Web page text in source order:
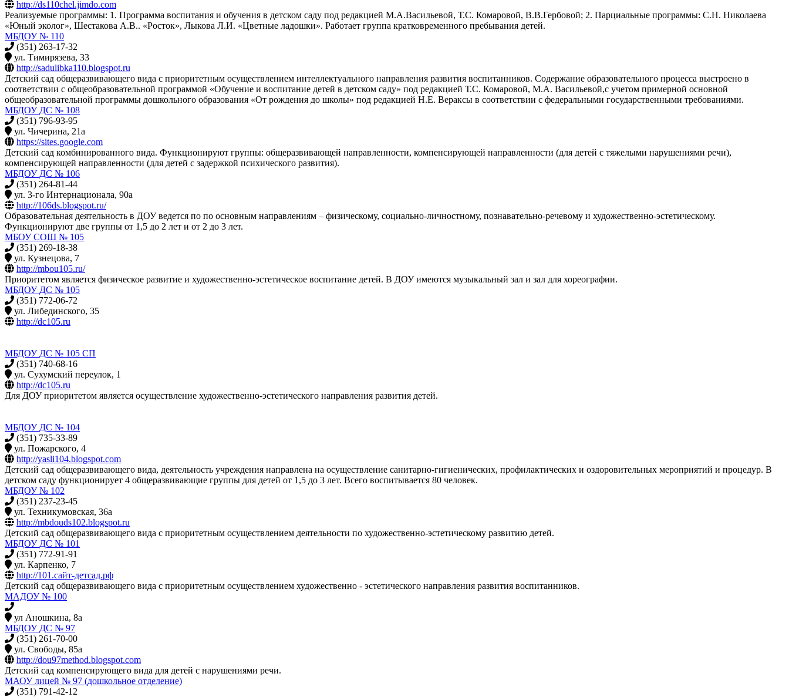
http://ds110chel.jimdo.com
Реализуемые программы: 1. Программа воспитания и обучения в детском саду под редакцией М.А.Васильевой, Т.С. Комаровой, В.В.Гербовой; 2. Парциальные программы: С.Н. Николаева
«Юный эколог», Шестакова А.В.. «Росток», Лыкова Л.И. «Цветные ладошки». Работает группа кратковременного пребывания детей.
МБДОУ № 110
(351) 263-17-32
ул. Тимирязева, 33
http://sadulibka110.blogspot.ru
Детский сад общеразвивающего вида с приоритетным осуществлением интеллектуального направления развития воспитанников. Содержание образовательного процесса выстроено в
соответствии с общеобразовательной программой «Обучение и воспитание детей в детском саду» под редакцией Т.С. Комаровой, М.А. Васильевой,с учетом примерной основной
общеобразовательной программы дошкольного образования «От рождения до школы» под редакцией Н.Е. Вераксы в соответствии с федеральными государственными требованиями.
МБДОУ ДС № 108
(351) 796-93-95
ул. Чичерина, 21а
https://sites.google.com
Детский сад комбинированного вида. Функционируют группы: общеразвивающей направленности, компенсирующей направленности (для детей с тяжелыми нарушениями речи),
компенсирующей направленности (для детей с задержкой психического развития).
МБДОУ ДС № 106
(351) 264-81-44
ул. 3-го Интернационала, 90а
http://106ds.blogspot.ru/
Образовательная деятельность в ДОУ ведется по по основным направлениям – физическому, социально-личностному, познавательно-речевому и художественно-эстетическому.
Функционируют две группы от 1,5 до 2 лет и от 2 до 3 лет.
МБОУ СОШ № 105
(351) 269-18-38
ул. Кузнецова, 7
http://mbou105.ru/
Приоритетом является физическое развитие и художественно-эстетическое воспитание детей. В ДОУ имеются музыкальный зал и зал для хореографии.
МБДОУ ДС № 105
(351) 772-06-72
ул. Либединского, 35
http://dc105.ru
МБДОУ ДС № 105 СП
(351) 740-68-16
ул. Сухумский переулок, 1
http://dc105.ru
Для ДОУ приоритетом является осуществление художественно-эстетического направления развития детей.
МБДОУ ДС № 104
(351) 735-33-89
ул. Пожарского, 4
http://yasli104.blogspot.com
Детский сад общеразвивающего вида, деятельность учреждения направлена на осуществление санитарно-гигиенических, профилактических и оздоровительных мероприятий и процедур. В
детском саду функционирует 4 общеразвивающие группы для детей от 1,5 до 3 лет. Всего воспитывается 80 человек.
МБДОУ № 102
(351) 237-23-45
ул. Техникумовская, 36а
http://mbdouds102.blogspot.ru
Детский сад общеразвивающего вида с приоритетным осуществлением деятельности по художественно-эстетическому развитию детей.
МБДОУ ДС № 101
(351) 772-91-91
ул. Карпенко, 7
http://101.сайт-детсад.рф
Детский сад общеразвивающего вида с приоритетным осуществлением художественно - эстетического направления развития воспитанников.
МАДОУ № 100
ул Аношкина, 8а
МБДОУ ДС № 97
(351) 261-70-00
ул. Свободы, 85а
http://dou97method.blogspot.com
Детский сад компенсирующего вида для детей с нарушениями речи.
МАОУ лицей № 97 (дошкольное отделение)
(351) 791-42-12